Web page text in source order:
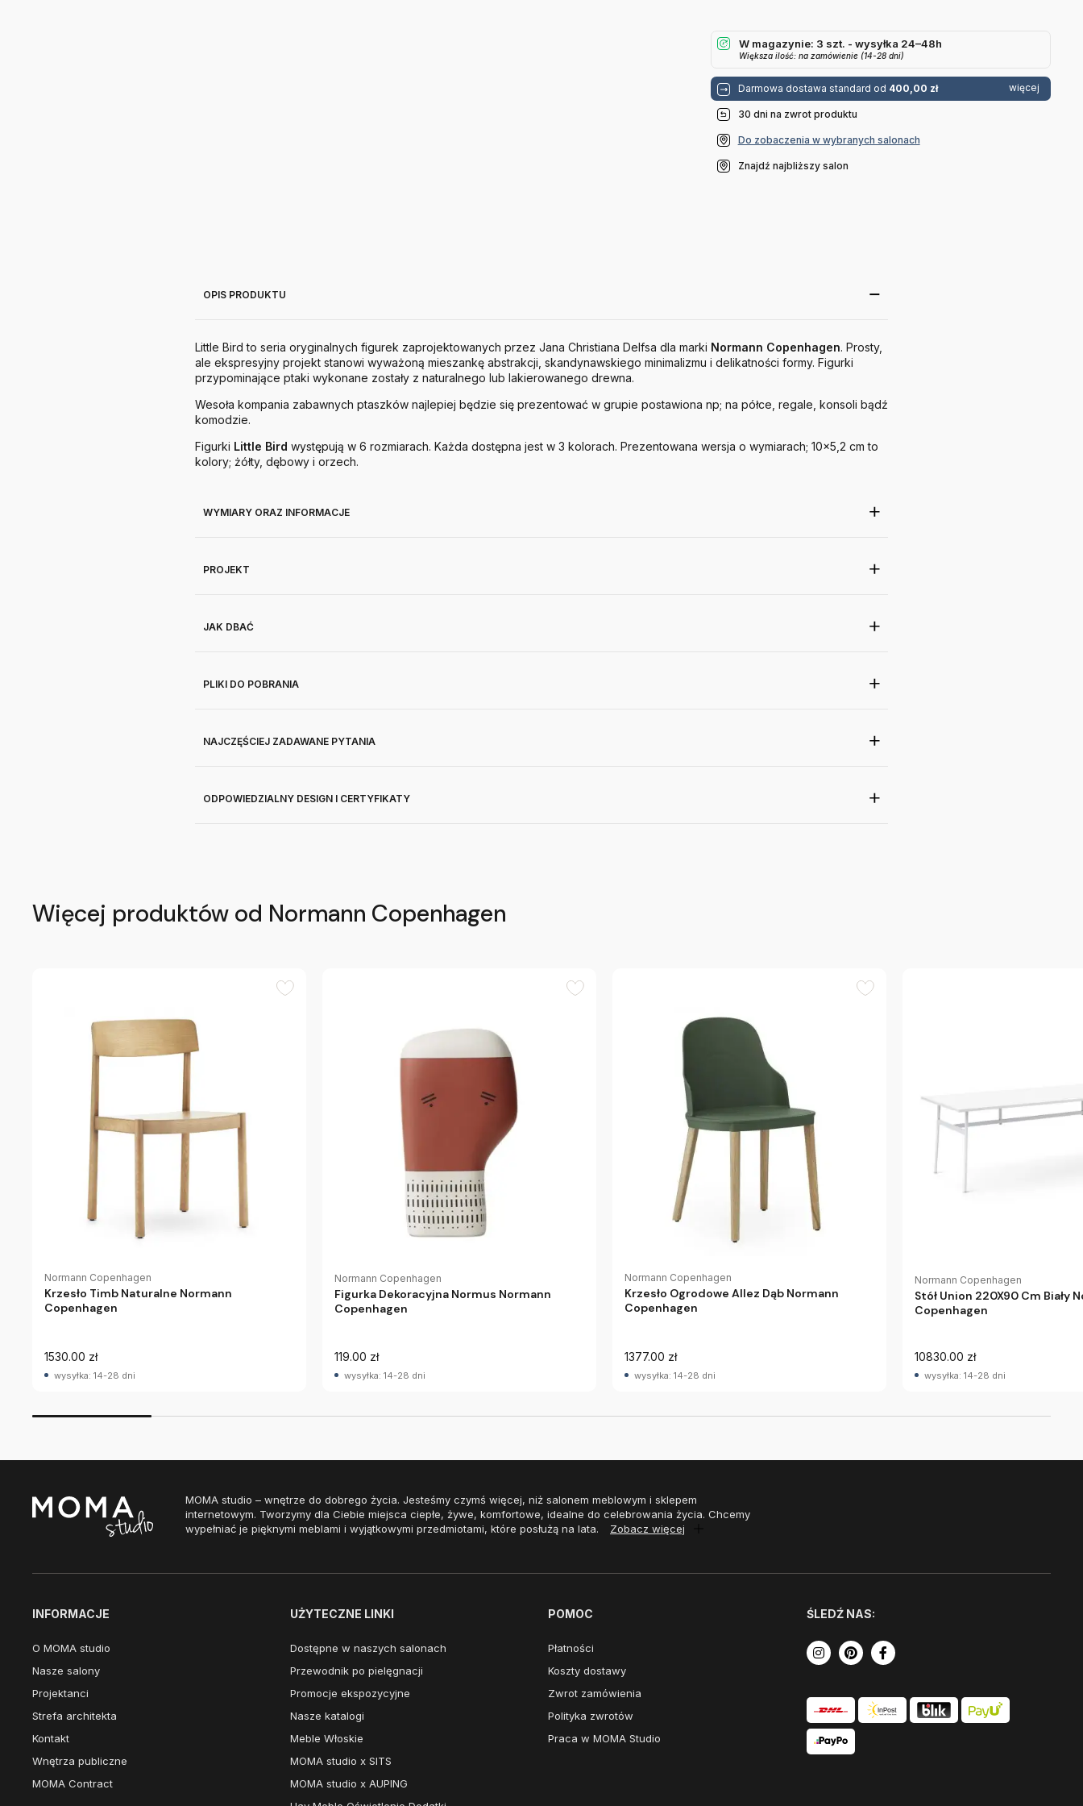
W magazynie: 3 szt. - wysyłka 24–48h
Większa ilość: na zamówienie (14-28 dni)
Darmowa dostawa standard od 400,00 zł więcej
30 dni na zwrot produktu
Do zobaczenia w wybranych salonach
Znajdź najbliższy salon
OPIS PRODUKTU
Little Bird to seria oryginalnych figurek zaprojektowanych przez Jana Christiana Delfsa dla marki Normann Copenhagen. Prosty,
ale ekspresyjny projekt stanowi wyważoną mieszankę abstrakcji, skandynawskiego minimalizmu i delikatności formy. Figurki
przypominające ptaki wykonane zostały z naturalnego lub lakierowanego drewna.
Wesoła kompania zabawnych ptaszków najlepiej będzie się prezentować w grupie postawiona np; na półce, regale, konsoli bądź
komodzie.
Figurki Little Bird występują w 6 rozmiarach. Każda dostępna jest w 3 kolorach. Prezentowana wersja o wymiarach; 10x5,2 cm to
kolory; żółty, dębowy i orzech.
WYMIARY ORAZ INFORMACJE
PROJEKT
JAK DBAĆ
PLIKI DO POBRANIA
NAJCZĘŚCIEJ ZADAWANE PYTANIA
ODPOWIEDZIALNY DESIGN I CERTYFIKATY
Więcej produktów od Normann Copenhagen
Normann Copenhagen
Krzesło Timb Naturalne Normann
Copenhagen
1530.00 zł
wysyłka: 14-28 dni
Normann Copenhagen
Figurka Dekoracyjna Normus Normann
Copenhagen
119.00 zł
wysyłka: 14-28 dni
Normann Copenhagen
Krzesło Ogrodowe Allez Dąb Normann
Copenhagen
1377.00 zł
wysyłka: 14-28 dni
Normann Copenhagen
Stół Union 220X90 Cm Biały
Copenhagen
10830.00 zł
wysyłka: 14-28 dni
MOMA studio – wnętrze do dobrego życia. Jesteśmy czymś więcej, niż salonem meblowym i sklepem
internetowym. Tworzymy dla Ciebie miejsca ciepłe, żywe, komfortowe, idealne do celebrowania życia. Chcemy
wypełniać je pięknymi meblami i wyjątkowymi przedmiotami, które posłużą na lata.
Zobacz więcej
INFORMACJE
O MOMA studio
Nasze salony
Projektanci
Strefa architekta
Kontakt
Wnętrza publiczne
MOMA Contract
UŻYTECZNE LINKI
Dostępne w naszych salonach
Przewodnik po pielęgnacji
Promocje ekspozycyjne
Nasze katalogi
Meble Włoskie
MOMA studio x SITS
MOMA studio x AUPING
POMOC
Płatności
Koszty dostawy
Zwrot zamówienia
Polityka zwrotów
Praca w MOMA Studio
ŚLEDŹ NAS: